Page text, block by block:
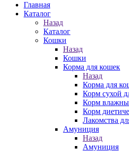
Главная
Каталог
Назад
Каталог
Кошки
Назад
Кошки
Корма для кошек
Назад
Корма для
Корм сухой
Корм
Корм
Лакомства
Амуниция
Назад
Амуниция